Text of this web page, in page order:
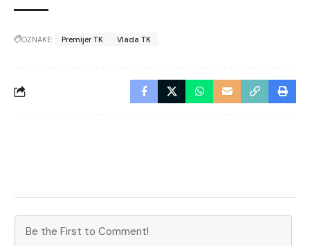
OZNAKE: Premijer TK Vlada TK